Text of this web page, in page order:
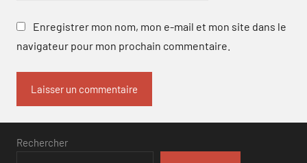
Enregistrer mon nom, mon e-mail et mon site dans le
navigateur pour mon prochain commentaire.
Rechercher